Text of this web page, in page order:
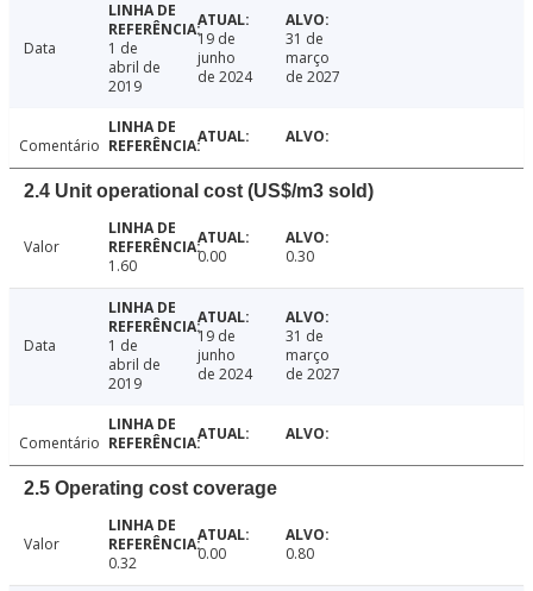
Data
1 de
abril de
2019
19 de
junho
de 2024
31 de
março
de 2027
Comentário
2.4 Unit operational cost (US$/m3 sold)
Valor
1.60
0.00 0.30
Data
1 de
abril de
2019
19 de
junho
de 2024
31 de
março
de 2027
Comentário
2.5 Operating cost coverage
Valor
0.32
0.00 0.80